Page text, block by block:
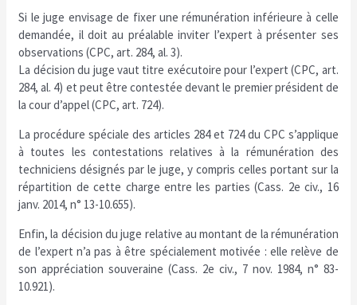
Si le juge envisage de fixer une rémunération inférieure à celle
demandée, il doit au préalable inviter l’expert à présenter ses
observations (CPC, art. 284, al. 3).
La décision du juge vaut titre exécutoire pour l’expert (CPC, art.
284, al. 4) et peut être contestée devant le premier président de
la cour d’appel (CPC, art. 724).
La procédure spéciale des articles 284 et 724 du CPC s’applique
à toutes les contestations relatives à la rémunération des
techniciens désignés par le juge, y compris celles portant sur la
répartition de cette charge entre les parties (Cass. 2e civ., 16
janv. 2014, n° 13-10.655).
Enfin, la décision du juge relative au montant de la rémunération
de l’expert n’a pas à être spécialement motivée : elle relève de
son appréciation souveraine (Cass. 2e civ., 7 nov. 1984, n° 83-
10.921).